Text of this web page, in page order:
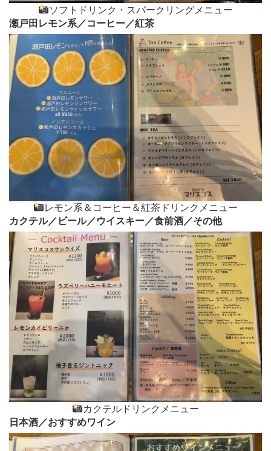
ソフトドリンク・スパークリングメニュー
瀬戸田レモン系／コーヒー／紅茶
レモン系＆コーヒー＆紅茶ドリンクメニュー
カクテル／ビール／ウイスキー／食前酒／その他
カクテルドリンクメニュー
日本酒／おすすめワイン